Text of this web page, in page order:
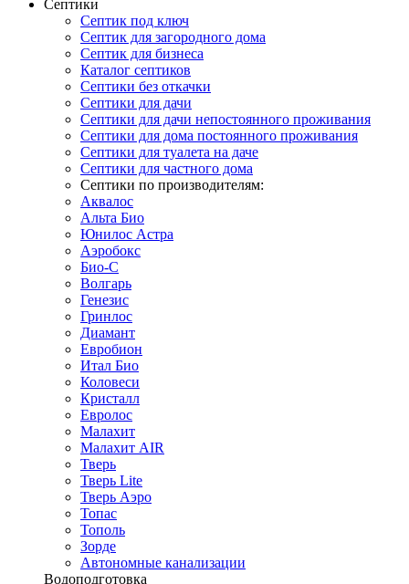
Септики
Септик под ключ
Септик для загородного дома
Септик для бизнеса
Каталог септиков
Септики без откачки
Септики для дачи
Септики для дачи непостоянного проживания
Септики для дома постоянного проживания
Септики для туалета на даче
Септики для частного дома
Септики по производителям:
Аквалос
Альта Био
Юнилос Астра
Аэробокс
Био-С
Волгарь
Генезис
Гринлос
Диамант
Евробион
Итал Био
Коловеси
Кристалл
Евролос
Малахит
Малахит AIR
Тверь
Тверь Lite
Тверь Аэро
Топас
Тополь
Зорде
Автономные канализации
Водоподготовка